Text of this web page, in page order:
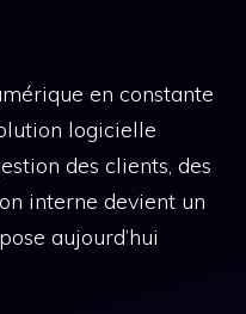
en constante
logicielle
des clients, des
interne devient un
aujourd’hui